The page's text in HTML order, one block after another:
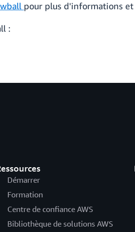
pour plus d'informations et
:
Démarrer
Formation
Centre de confiance AWS
Bibliothèque de solutions AWS